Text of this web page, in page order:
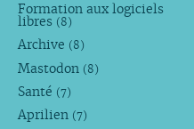
Formation aux logiciels
libres (8)
Archive (8)
Mastodon (8)
Santé (7)
Aprilien (7)